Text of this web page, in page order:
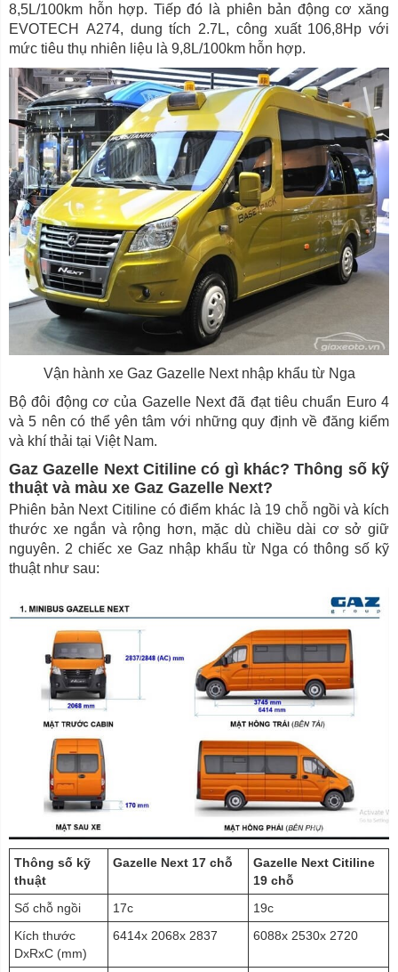
8,5L/100km hỗn hợp. Tiếp đó là phiên bản động cơ xăng
EVOTECH А274, dung tích 2.7L, công xuất 106,8Hp với
mức tiêu thụ nhiên liệu là 9,8L/100km hỗn hợp.
Vận hành xe Gaz Gazelle Next nhập khẩu từ Nga
Bộ đôi động cơ của Gazelle Next đã đạt tiêu chuẩn Euro 4
và 5 nên có thể yên tâm với những quy định về đăng kiểm
và khí thải tại Việt Nam.
Gaz Gazelle Next Citiline có gì khác? Thông số kỹ
thuật và màu xe Gaz Gazelle Next?
Phiên bản Next Citiline có điểm khác là 19 chỗ ngồi và kích
thước xe ngắn và rộng hơn, mặc dù chiều dài cơ sở giữ
nguyên. 2 chiếc xe Gaz nhập khẩu từ Nga có thông số kỹ
thuật như sau:
Thông số kỹ
thuật
Gazelle Next 17 chỗ
Gazelle Next Citiline
19 chỗ
Số chỗ ngồi
17c
19c
Kích thước
DxRxC (mm)
6414x 2068x 2837 6088x 2530x 2720